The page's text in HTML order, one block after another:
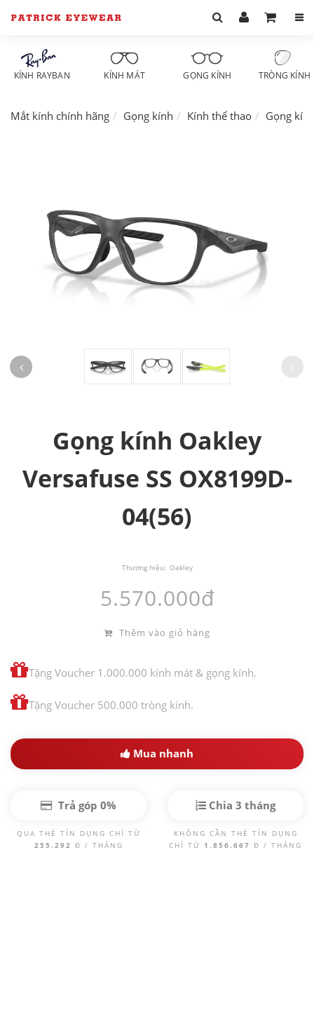
KÍNH RAYBAN KÍNH MÁT GỌNG KÍNH TRÒNG KÍNH
Mắt kính chính hãng Gọng kính Kính thể thao Gọng
Gọng kính Oakley
Versafuse SS OX8199D-
04(56)
Thương hiệu: Oakley
5.570.000đ
Thêm vào giỏ hàng
Tặng Voucher 1.000.000 kính mát & gọng kính.
Tặng Voucher 500.000 tròng kính.
Mua nhanh
Trả góp 0%
QUA THẺ TÍN DỤNG CHỈ TỪ
255.292 Đ / THÁNG
Chia 3 tháng
KHÔNG CẦN THẺ TÍN DỤNG
CHỈ TỪ 1.856.667 Đ / THÁNG